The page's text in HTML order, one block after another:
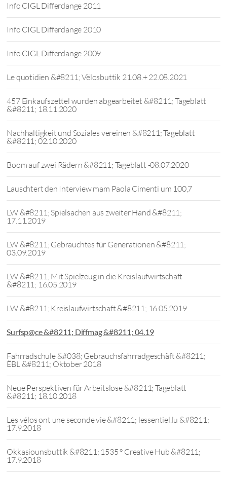
Info CIGL Differdange 2011
Info CIGL Differdange 2010
Info CIGL Differdange 2009
Le quotidien &#8211; Vëlosbuttik 21.08.+ 22.08.2021
457 Einkaufszettel wurden abgearbeitet &#8211; Tageblatt
&#8211; 18.11.2020
Nachhaltigkeit und Soziales vereinen &#8211; Tageblatt
&#8211; 02.10.2020
Boom auf zwei Rädern &#8211; Tageblatt -08.07.2020
Lauschtert den Interview mam Paola Cimenti um 100,7
LW &#8211; Spielsachen aus zweiter Hand &#8211;
17.11.2019
LW &#8211; Gebrauchtes für Generationen &#8211;
03.09.2019
LW &#8211; Mit Spielzeug in die Kreislaufwirtschaft
&#8211; 16.05.2019
LW &#8211; Kreislaufwirtschaft &#8211; 16.05.2019
Surfsp@ce &#8211; Diffmag &#8211; 04.19
Fahrradschule &#038; Gebrauchsfahrradgeschäft &#8211;
ËBL &#8211; Oktober 2018
Neue Perspektiven für Arbeitslose &#8211; Tageblatt
&#8211; 18.10.2018
Les vélos ont une seconde vie &#8211; lessentiel.lu &#8211;
17.9.2018
Okkasiounsbuttik &#8211; 1535 ° Creative Hub &#8211;
17.9.2018